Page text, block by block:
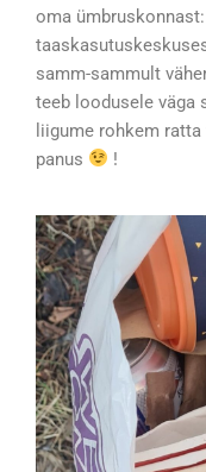
oma
samm-sammult
teeb loodusele väga
liigume rohkem
panus
!